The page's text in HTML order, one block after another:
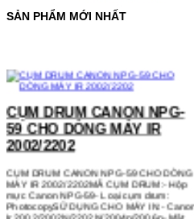
SẢN PHẨM MỚI NHẤT
CỤM DRUM CANON NPG-
2002/2202
CỤM DRUM CANON NPG-59 CHO DÒNG
MÁY IR 2002/2202MÃ CỤM DRUM:- Hộp
mực Canon NPG-59- Loại cụm drum:
PhotocopySỬ DỤNG CHO MÁY IN:- Canon
Ir 2002/2002N/2202N/2004n/2006n- Mặt
hàng thường xuyên…
Giá : 1.399.000VND